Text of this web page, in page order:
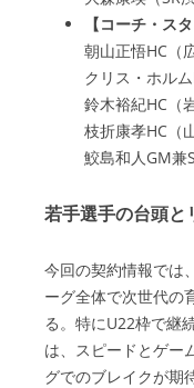
【コーチ・スタ
朝山正悟HC（
クリス・ホル
鈴木裕紀HC（
枝折康孝HC（
鮫島和人GM兼
若手選手の台頭と
今回の契約情報では
ーグ全体で次世代の
る。特にU22枠で継
は、スピードとゲー
グでのブレイクが期